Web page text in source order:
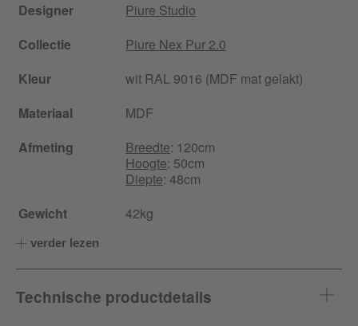
Designer
Piure Studio
Collectie
Piure Nex Pur 2.0
Kleur
wit RAL 9016 (MDF mat gelakt)
Materiaal
MDF
Afmeting
Breedte: 120cm
Hoogte: 50cm
Diepte: 48cm
Gewicht
42kg
verder lezen
Technische productdetails